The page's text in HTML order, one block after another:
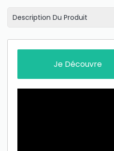
Description Du Produit
Je Découvre